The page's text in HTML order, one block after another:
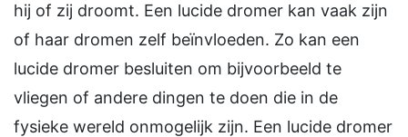
hij of zij droomt. Een lucide dromer kan vaak zijn
of haar dromen zelf beïnvloeden. Zo kan een
lucide dromer besluiten om bijvoorbeeld te
vliegen of andere dingen te doen die in de
fysieke wereld onmogelijk zijn. Een lucide dromer